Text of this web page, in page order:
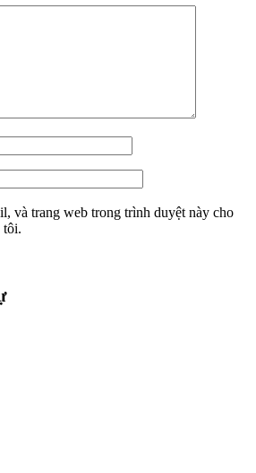
và trang web trong trình duyệt này cho
tôi.